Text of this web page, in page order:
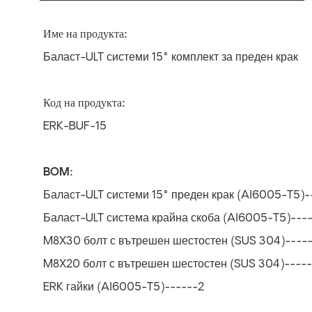
Име на продукта:
Баласт-ULT системи 15° комплект за преден крак
Код на продукта:
ERK-BUF-15
BOM:
Баласт-ULT системи 15° преден крак (Al6005-
Баласт-ULT система крайна скоба (Al6005-
M8X30 болт с вътрешен шестостен (SUS
M8X20 болт с вътрешен шестостен (SUS
ERK гайки (Al6005-T5)------2